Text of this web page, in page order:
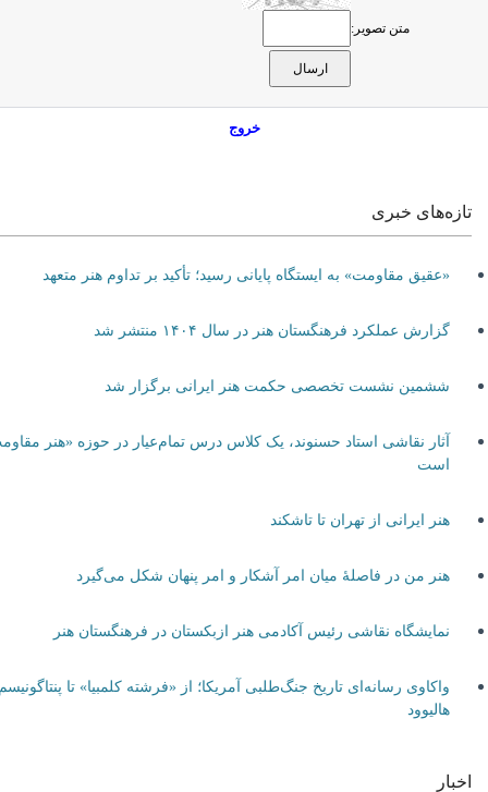
متن تصویر:
خروج
تازه‌های خبری
«عقیق مقاومت» به ایستگاه پایانی رسید؛ تأکید بر تداوم هنر متعهد
گزارش عملکرد فرهنگستان هنر در سال ۱۴۰۴ منتشر شد
ششمین نشست تخصصی حکمت هنر ایرانی برگزار شد
آثار نقاشی استاد حسنوند، یک کلاس درس تمام‌عیار در حوزه «هنر
است
هنر ایرانی از تهران تا تاشکند
هنر من در فاصلۀ میان امر آشکار و امر پنهان شکل می‌گیرد
نمایشگاه نقاشی رئیس آکادمی هنر ازبکستان در فرهنگستان هنر
واکاوی رسانه‌ای تاریخ جنگ‌طلبی آمریکا؛ از «فرشته کلمبیا» تا پنتاگونیسم
هالیوود
اخبار